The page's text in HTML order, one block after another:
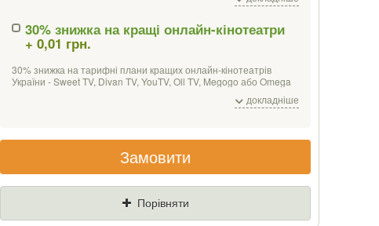
Ваш телефон
Мультимедійних:
Програвачі - MX-player, VLC;
Медіацентр - Kodi / XBMC;
Онлайн-відео - Netflix, MEGOGO, Oll.tv, YouTube;
ПО для перегляду IPTV (без списків каналів).
для роботи з PDF, таблицями, презентаціями та
TSM-01 ми встановлюємо додатково додаток для роботи з
30% знижка на кращі онлайн-кінотеатри
+ 0,01 грн.
30% знижка на тарифні плани кращих онлайн-кінотеатрів
України - Sweet TV, Divan TV, YouTV, Oll TV, Megogo або Omega
докладніше
Замовити
Порівняти